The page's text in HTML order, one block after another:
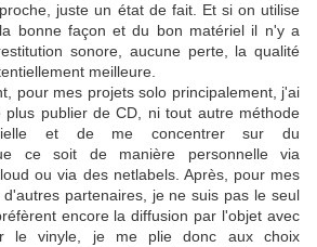
juste un état de fait. Et si on utilise
bonne façon et du bon matériel il n'y a
sonore, aucune perte, la qualité
meilleure.
pour mes projets solo principalement, j'ai
publier de CD, ni tout autre méthode
et de me concentrer sur du
ce soit de manière personnelle via
ou via des netlabels. Après, pour mes
partenaires, je ne suis pas le seul
encore la diffusion par l'objet avec
le vinyle, je me plie donc aux choix